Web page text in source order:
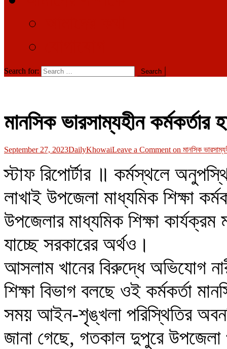
Search for:
মানসিক ভারসাম্যহীন কর্মকর্তার
September 27, 2023DailyKhowaiLeave a Comment on মানসিক
স্টাফ রিপোর্টার ॥ কর্মস্থলে
লাখাই উপজেলা মাধ্যমিক শিক্ষা
উপজেলার মাধ্যমিক শিক্ষা কার্যক্রম
যাচ্ছে সরকারের অর্থও।
আসলাম খানের বিরুদ্ধে অভিযোগ
শিক্ষা বিভাগ বলছে ওই কর্মকর্তা
সময় আইন-শৃঙ্খলা পরিস্থিতির
জানা গেছে, গতকাল দুপুরে উপজেলা